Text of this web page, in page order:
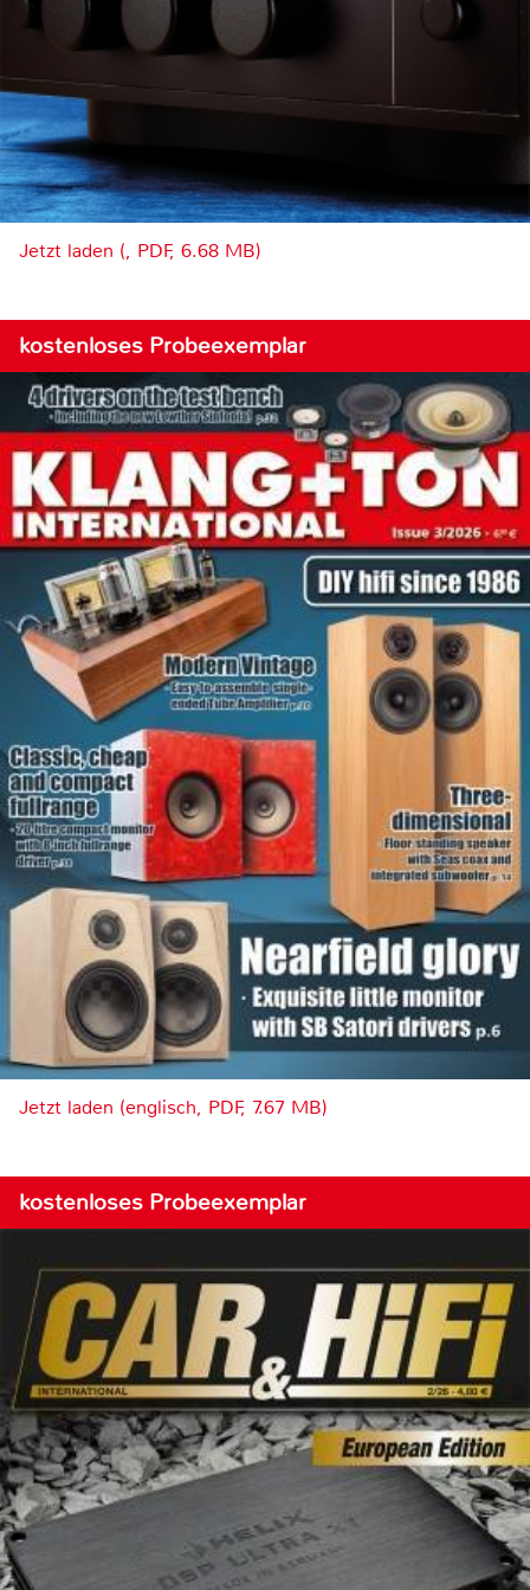
Jetzt laden (, PDF, 6.68 MB)
kostenloses Probeexemplar
Jetzt laden (englisch, PDF, 7.67 MB)
kostenloses Probeexemplar